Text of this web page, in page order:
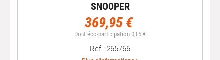
SNOOPER
369,95 €
Dont éco-participation 0,05 €
Réf : 265766